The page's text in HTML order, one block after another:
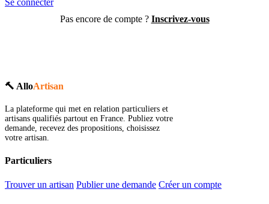
Se connecter
Pas encore de compte ? Inscrivez-vous
🔨 AlloArtisan
La plateforme qui met en relation particuliers et
artisans qualifiés partout en France. Publiez votre
demande, recevez des propositions, choisissez
votre artisan.
Particuliers
Trouver un artisan Publier une demande Créer un compte